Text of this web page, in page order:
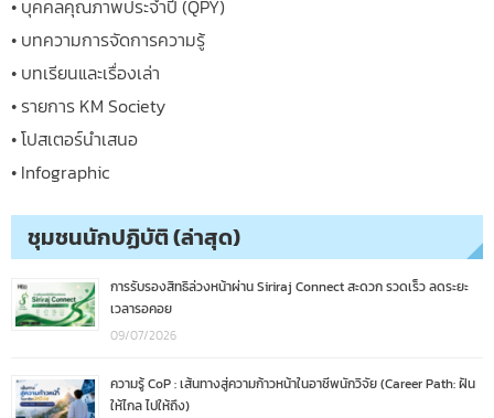
• บุคคลคุณภาพประจำปี (QPY)
• บทความการจัดการความรู้
• บทเรียนและเรื่องเล่า
• รายการ KM Society
• โปสเตอร์นำเสนอ
• Infographic
ชุมชนนักปฏิบัติ (ล่าสุด)
การรับรองสิทธิล่วงหน้าผ่าน Siriraj Connect สะดวก รวดเร็ว ลดระยะ
เวลารอคอย
09/07/2026
ความรู้ CoP : เส้นทางสู่ความก้าวหน้าในอาชีพนักวิจัย (Career Path: ฝัน
ให้ไกล ไปให้ถึง)